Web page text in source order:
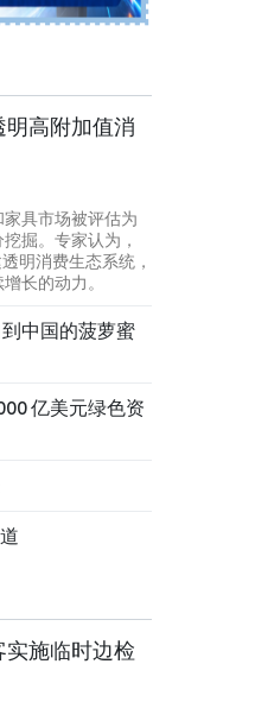
高附加值消
具市场被评估为
掘。专家认为，
明消费生态系统，
长的动力。
中国的菠萝蜜
亿美元绿色资
施临时边检